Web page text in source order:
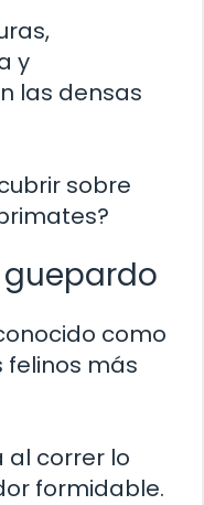
y
las densas
sobre
como
felinos más
al correr lo
formidable.